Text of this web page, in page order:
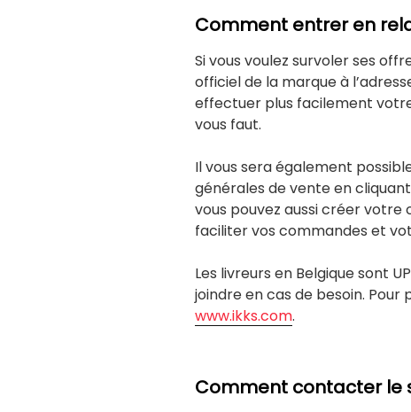
Comment entrer en
Si vous voulez survoler ses
officiel de la marque à
effectuer plus facilement
vous faut.
Il vous sera également
générales de vente en
vous pouvez aussi créer votre
faciliter vos commandes et
Les livreurs en Belgique sont
joindre en cas de besoin. Pour
www.ikks.com.
Comment contacter le